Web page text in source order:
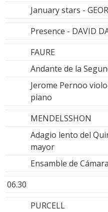
January stars -
Presence - DAVID
FAURE
Andante de la
Jerome Pernoo
piano
MENDELSSHON
Adagio lento del
mayor
Ensamble de
06.30
PURCELL